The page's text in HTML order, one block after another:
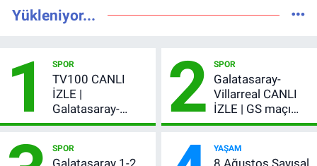
Yükleniyor...
1 SPOR
TV100 CANLI
İZLE |
Galatasaray-
Villarreal maçı
şifresiz canlı yayın
2 SPOR
Galatasaray-
Villarreal CANLI
İZLE | GS maçı
hangi kanalda,
SPOR
Galatasaray 1-2
YAŞAM
8 Ağustos Sayısal